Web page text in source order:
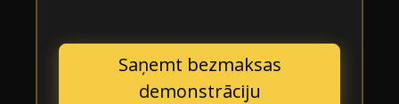
Saņemt bezmaksas
demonstrāciju